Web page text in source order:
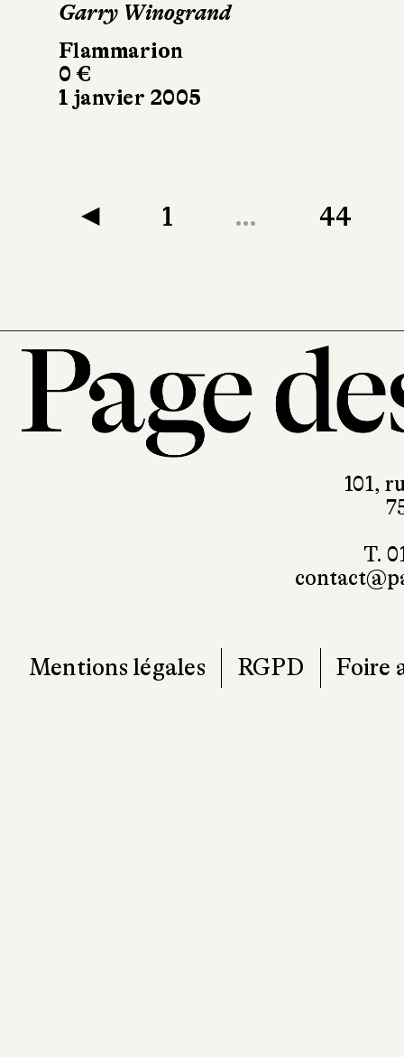
Garry Winogrand
Flammarion
0 €
1 janvier 2005
◀ 1 … 44
101,
T.
Mentions légales RGPD Foire